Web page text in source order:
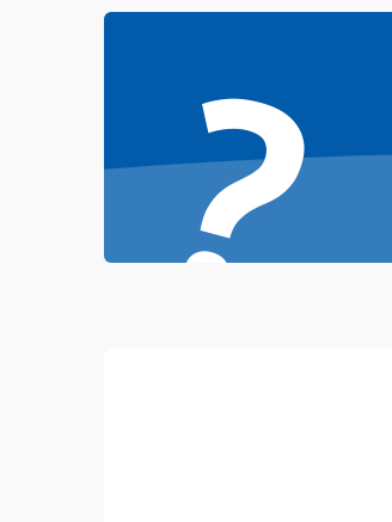
Проблемы с механикой
Режим работы
Программные сбои
?